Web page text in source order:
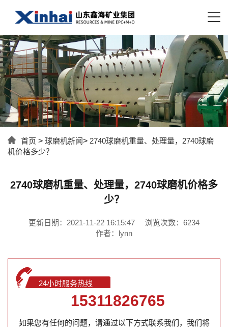
首页 > 球磨机新闻> 2740球磨机重量、处理量，2740球磨
机价格多少？
2740球磨机重量、处理量，2740球磨机价格多
少？
更新日期：2021-11-22 16:15:47
浏览次数：6234
作者：lynn
24小时服务热线
15311826765
如果您有任何的问题，请通过以下方式联系我们，我们将